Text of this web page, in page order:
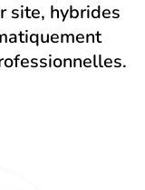
site, hybrides